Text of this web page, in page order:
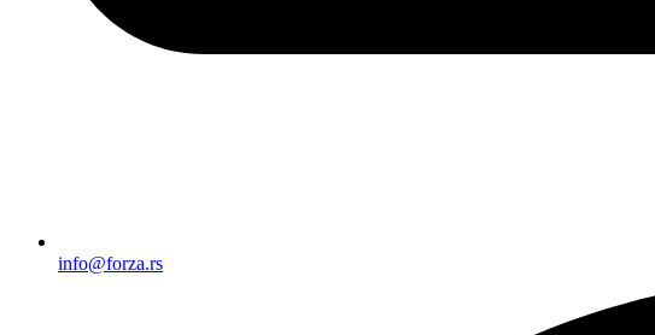
info@forza.rs